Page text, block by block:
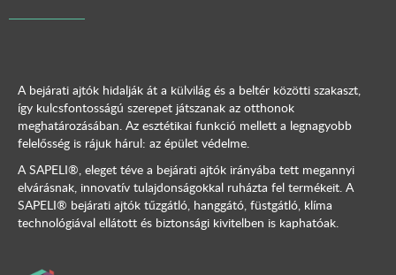
A bejárati ajtók hidalják át a külvilág és a beltér közötti szakaszt,
így kulcsfontosságú szerepet játszanak az otthonok
meghatározásában. Az esztétikai funkció mellett a legnagyobb
felelősség is rájuk hárul: az épület védelme.
A SAPELI®, eleget téve a bejárati ajtók irányába tett megannyi
elvárásnak, innovatív tulajdonságokkal ruházta fel termékeit. A
SAPELI® bejárati ajtók tűzgátló, hanggátó, füstgátló, klíma
technológiával ellátott és biztonsági kivitelben is kaphatóak.